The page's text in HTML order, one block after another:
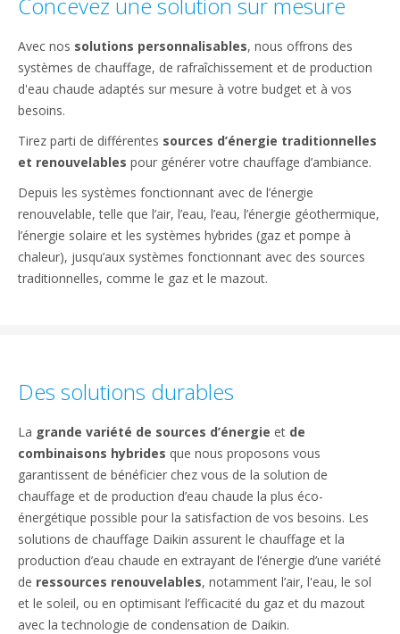
Avec nos solutions personnalisables, nous offrons des
systèmes de chauffage, de rafraîchissement et de production
d'eau chaude adaptés sur mesure à votre budget et à vos
besoins.
Tirez parti de différentes sources d’énergie traditionnelles
et renouvelables pour générer votre chauffage d’ambiance.
Depuis les systèmes fonctionnant avec de l’énergie
renouvelable, telle que l’air, l’eau, l’eau, l’énergie géothermique,
l’énergie solaire et les systèmes hybrides (gaz et pompe à
chaleur), jusqu’aux systèmes fonctionnant avec des sources
traditionnelles, comme le gaz et le mazout.
Des solutions durables
La grande variété de sources d’énergie et de
combinaisons hybrides que nous proposons vous
garantissent de bénéficier chez vous de la solution de
chauffage et de production d’eau chaude la plus éco-
énergétique possible pour la satisfaction de vos besoins. Les
solutions de chauffage Daikin assurent le chauffage et la
production d’eau chaude en extrayant de l’énergie d’une variété
de ressources renouvelables, notamment l’air, l'eau, le sol
et le soleil, ou en optimisant l’efficacité du gaz et du mazout
avec la technologie de condensation de Daikin.